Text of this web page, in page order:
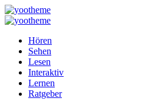
Hören
Sehen
Lesen
Interaktiv
Lernen
Ratgeber